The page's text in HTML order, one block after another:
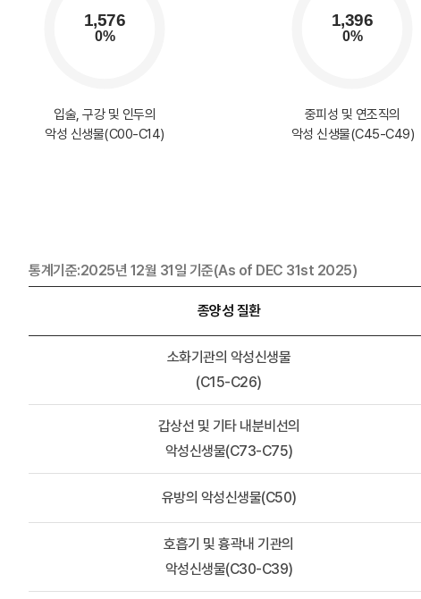
입술, 구강 및 인두의
악성 신생물(C00-C14)
중피성 및 연조직의
악성 신생물(C45-C49)
통계기준:2025년 12월 31일 기준(As of DEC 31st 2025)
종양성 질환
소화기관의 악성신생물
(C15-C26)
갑상선 및 기타 내분비선의
악성신생물(C73-C75)
유방의 악성신생물(C50)
호흡기 및 흉곽내 기관의
악성신생물(C30-C39)